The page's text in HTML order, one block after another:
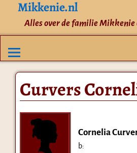
Mikkenie.nl
Alles over de familie
Curvers
Cornelia
b: